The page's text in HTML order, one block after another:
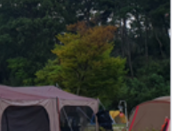
운영 공지